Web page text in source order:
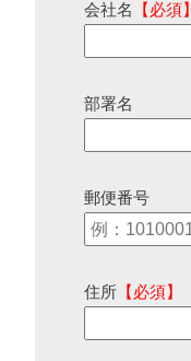
会社名 【必須】
部署名
郵便番号
住所 【必須】